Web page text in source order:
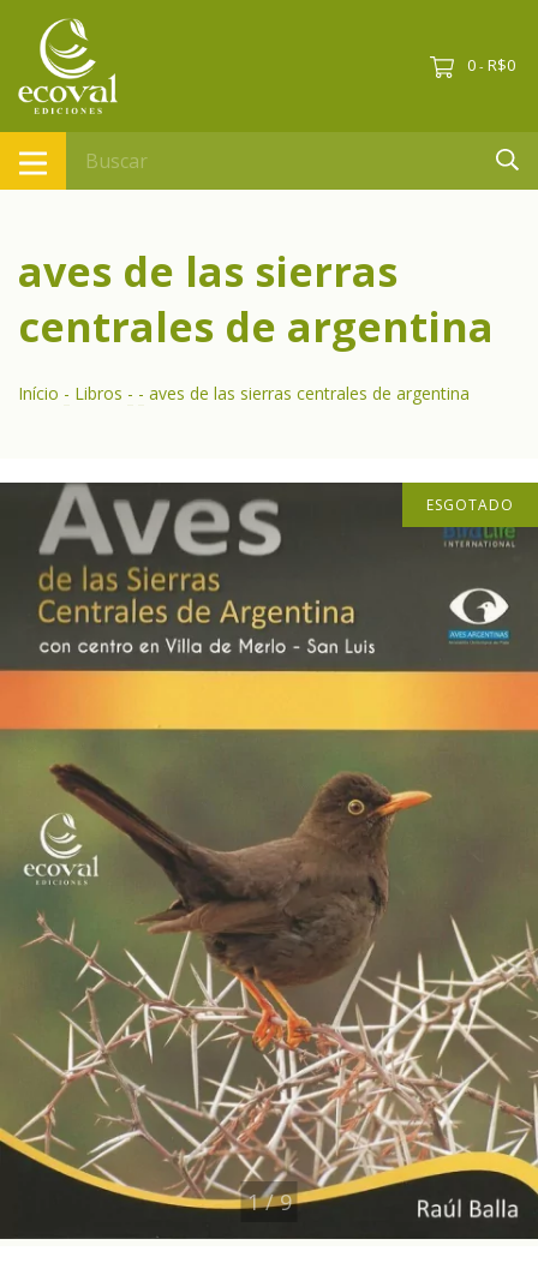
0 - R$0
aves de las sierras
centrales de argentina
Início - Libros - - aves de las sierras centrales de argentina
ESGOTADO
1/9